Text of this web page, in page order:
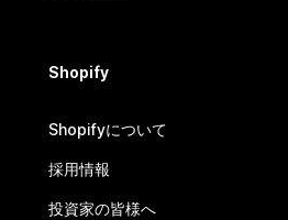
Shopify
Shopifyについて
採用情報
投資家の皆様へ